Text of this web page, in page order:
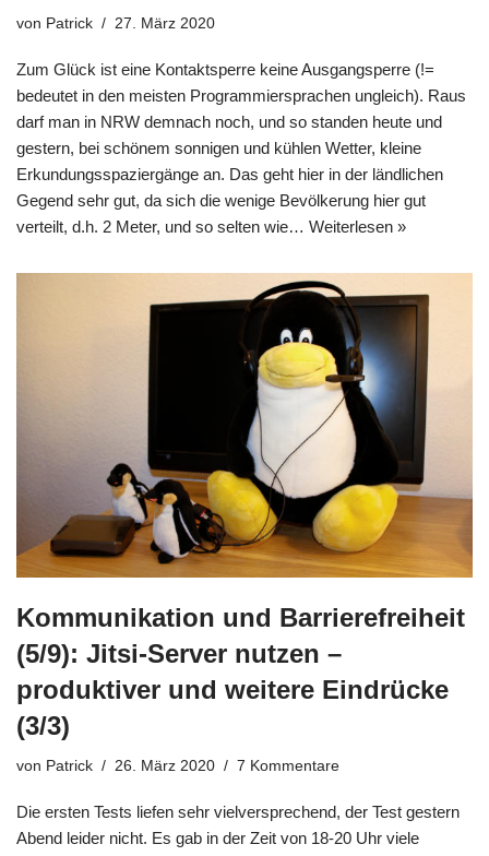
von Patrick 27. März 2020
Zum Glück ist eine Kontaktsperre keine Ausgangsperre (!=
bedeutet in den meisten Programmiersprachen ungleich). Raus
darf man in NRW demnach noch, und so standen heute und
gestern, bei schönem sonnigen und kühlen Wetter, kleine
Erkundungsspaziergänge an. Das geht hier in der ländlichen
Gegend sehr gut, da sich die wenige Bevölkerung hier gut
verteilt, d.h. 2 Meter, und so selten wie… Weiterlesen »
Kommunikation und Barrierefreiheit
(5/9): Jitsi-Server nutzen –
produktiver und weitere Eindrücke
(3/3)
von Patrick 26. März 2020 7 Kommentare
Die ersten Tests liefen sehr vielversprechend, der Test gestern
Abend leider nicht. Es gab in der Zeit von 18-20 Uhr viele